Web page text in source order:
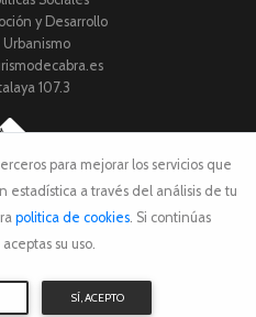
y Desarrollo
107.3
Ayto. de Cabra
• Política deCookies
para mejorar los servicios que
estadística a través del análisis de tu
politica de cookies. Si continúas
su uso.
SÍ, ACEPTO